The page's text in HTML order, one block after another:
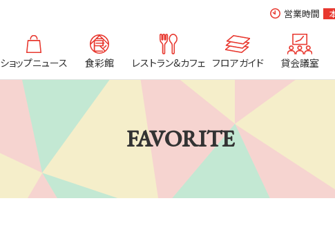
営業時間
ショップニュース 食彩館 レストラン&カフェ フロアガイド 貸会議室
FAVORITE